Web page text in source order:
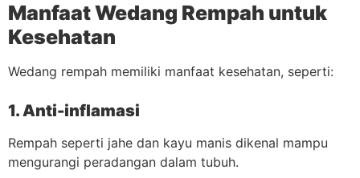
Manfaat Wedang Rempah untuk
Kesehatan
Wedang rempah memiliki manfaat kesehatan, seperti:
1. Anti-inflamasi
Rempah seperti jahe dan kayu manis dikenal mampu
mengurangi peradangan dalam tubuh.